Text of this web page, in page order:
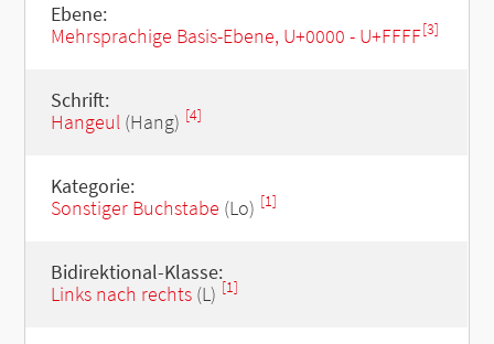
Ebene:
Mehrsprachige Basis-Ebene, U+0000 - U+FFFF[3]
Schrift:
Hangeul(Hang) [4]
Kategorie:
Sonstiger Buchstabe (Lo) [1]
Bidirektional-Klasse:
Links nach rechts(L) [1]